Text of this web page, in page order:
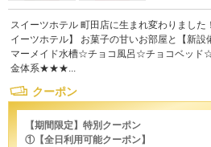
スイーツホテル 町田店に生まれ変わりました
イーツホテル】 お菓子の甘いお部屋と【新
マーメイド水槽☆チョコ風呂☆チョコベッ
金体系★★★...
クーポン
【期間限定】特別クーポン
①【全日利用可能クーポン】